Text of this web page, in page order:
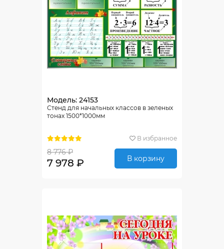
Модель: 24153
Стенд для начальных классов в зеленых
тонах 1500*1000мм
В избранное
8 776 ₽
7 978 ₽ В корзину